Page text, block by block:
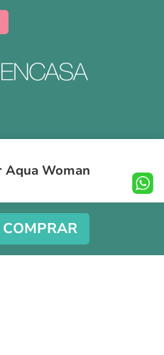
Aqua Woman
COMPRAR